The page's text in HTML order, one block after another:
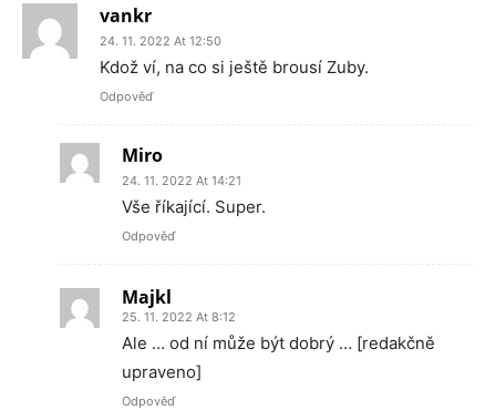
vankr
24. 11. 2022 At 12:50
Kdož ví, na co si ještě brousí Zuby.
Odpověď
Miro
24. 11. 2022 At 14:21
Vše říkající. Super.
Odpověď
Majkl
25. 11. 2022 At 8:12
Ale … od ní může být dobrý … [redakčně
upraveno]
Odpověď